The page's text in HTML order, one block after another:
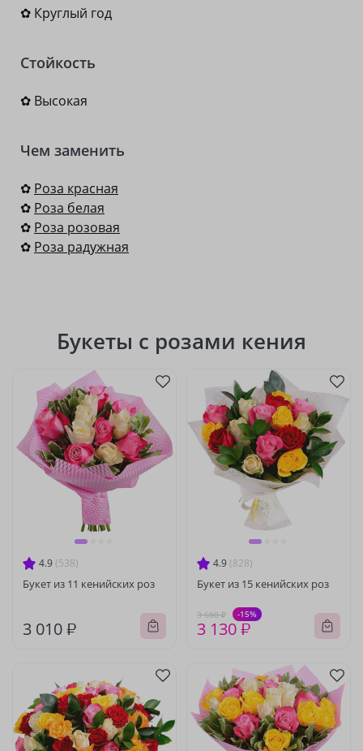
✿ Круглый год
Стойкость
✿ Высокая
Чем заменить
✿ Роза красная
✿ Роза белая
✿ Роза розовая
✿ Роза радужная
Букеты с розами кения
4.9 (538)
Букет из 11 кенийских роз
3 010 ₽
4.9 (828)
Букет из 15 кенийских роз
3 680 ₽ -15%
3 130 ₽